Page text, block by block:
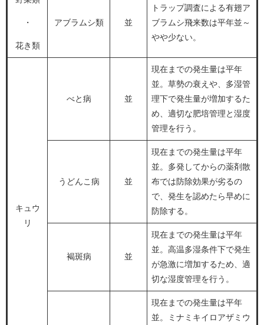
・
花き類
アブラムシ類 並
トラップ調査による有翅ア
ブラムシ飛来数は平年並～
やや少ない。
キュウ
リ
べと病 並
現在までの発生量は平年
並。草勢の衰えや、多湿管
理下で発生量が増加するた
め、適切な肥培管理と湿度
管理を行う。
うどんこ病 並
現在までの発生量は平年
並。多発してからの薬剤散
布では防除効果が劣るの
で、発生を認めたら早めに
防除する。
褐斑病 並
現在までの発生量は平年
並。高温多湿条件下で発生
が急激に増加するため、適
切な湿度管理を行う。
現在までの発生量は平年
並。ミナミキイロアザミウ